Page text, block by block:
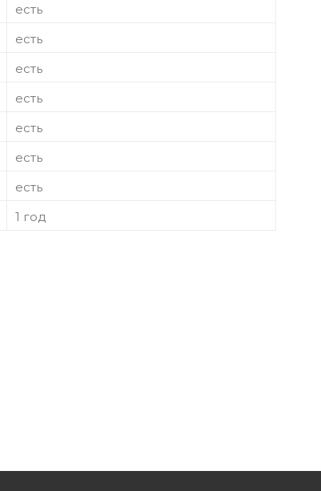
есть
есть
есть
есть
есть
есть
есть
1 год